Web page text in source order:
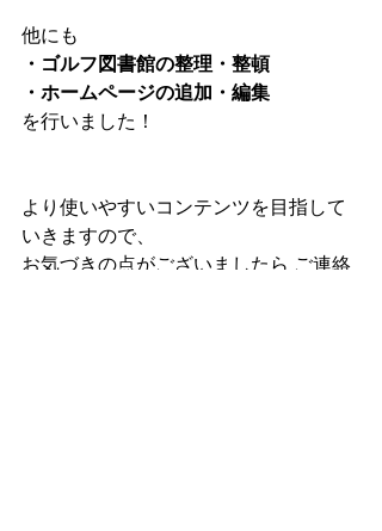
他にも
・ゴルフ図書館の整理・整頓
・ホームページの追加・編集
を行いました！
より使いやすいコンテンツを目指して
いきますので、
お気づきの点がございましたら ご連絡